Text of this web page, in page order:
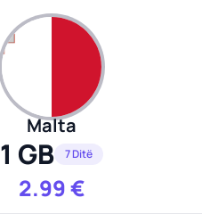
Malta
1 GB 7 Ditë
2.99€